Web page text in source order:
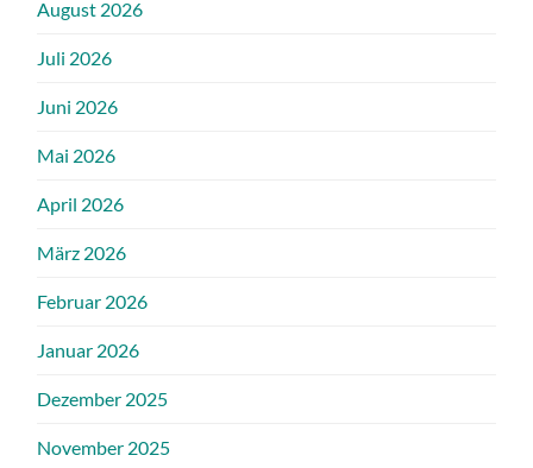
August 2026
Juli 2026
Juni 2026
Mai 2026
April 2026
März 2026
Februar 2026
Januar 2026
Dezember 2025
November 2025